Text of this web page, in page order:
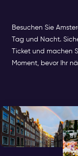
Besuchen Sie
Tag und Nacht.
Ticket und machen
Moment, bevor Ihr